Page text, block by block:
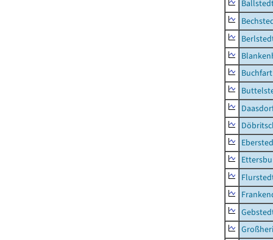
Buchfart